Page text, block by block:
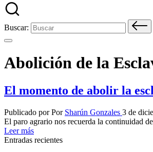
Buscar:
Abolición de la
El momento de abolir la
Publicado por Por Sharún Gonzales 3 de
El paro agrario nos recuerda la continuidad
Leer más
Entradas recientes